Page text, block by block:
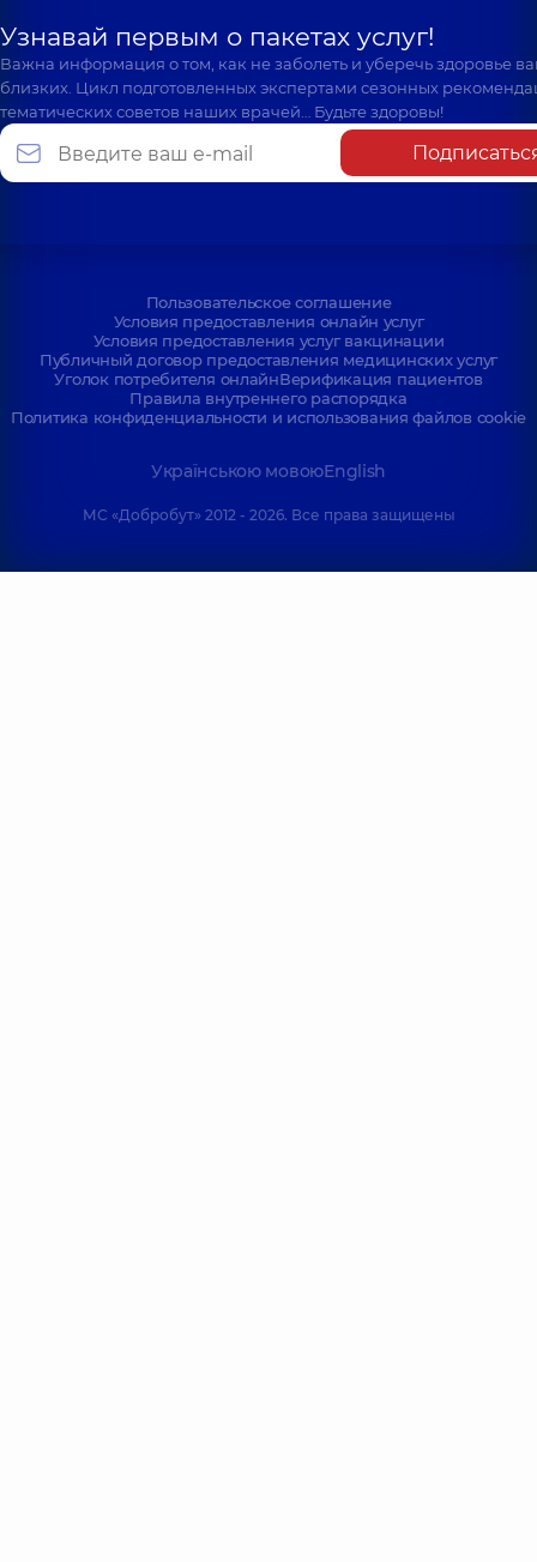
Узнавай первым о пакетах услуг!
Важна информация о том, как не заболеть и уберечь здоровье
близких. Цикл подготовленных экспертами сезонных
тематических советов наших врачей… Будьте здоровы!
Пользовательское соглашение
Условия предоставления онлайн услуг
Условия предоставления услуг вакцинации
Публичный договор предоставления медицинских услуг
Уголок потребителя онлайнВерификация пациентов
Правила внутреннего распорядка
Политика конфиденциальности и использования файлов cookie
Українською мовоюEnglish
МС «Добробут» 2012 - 2026. Все права защищены